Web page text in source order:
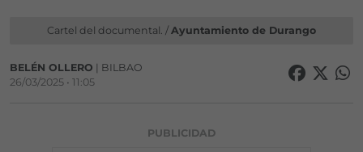
Cartel del documental. / Ayuntamiento de Durango
BELÉN OLLERO | BILBAO
26/03/2025 • 11:05
PUBLICIDAD